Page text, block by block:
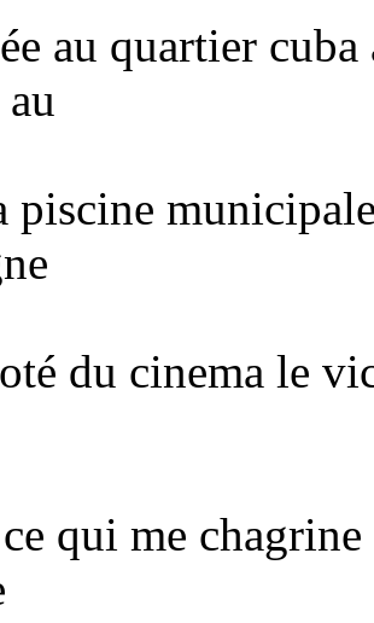
au quartier
piscine
du cinema le
qui me